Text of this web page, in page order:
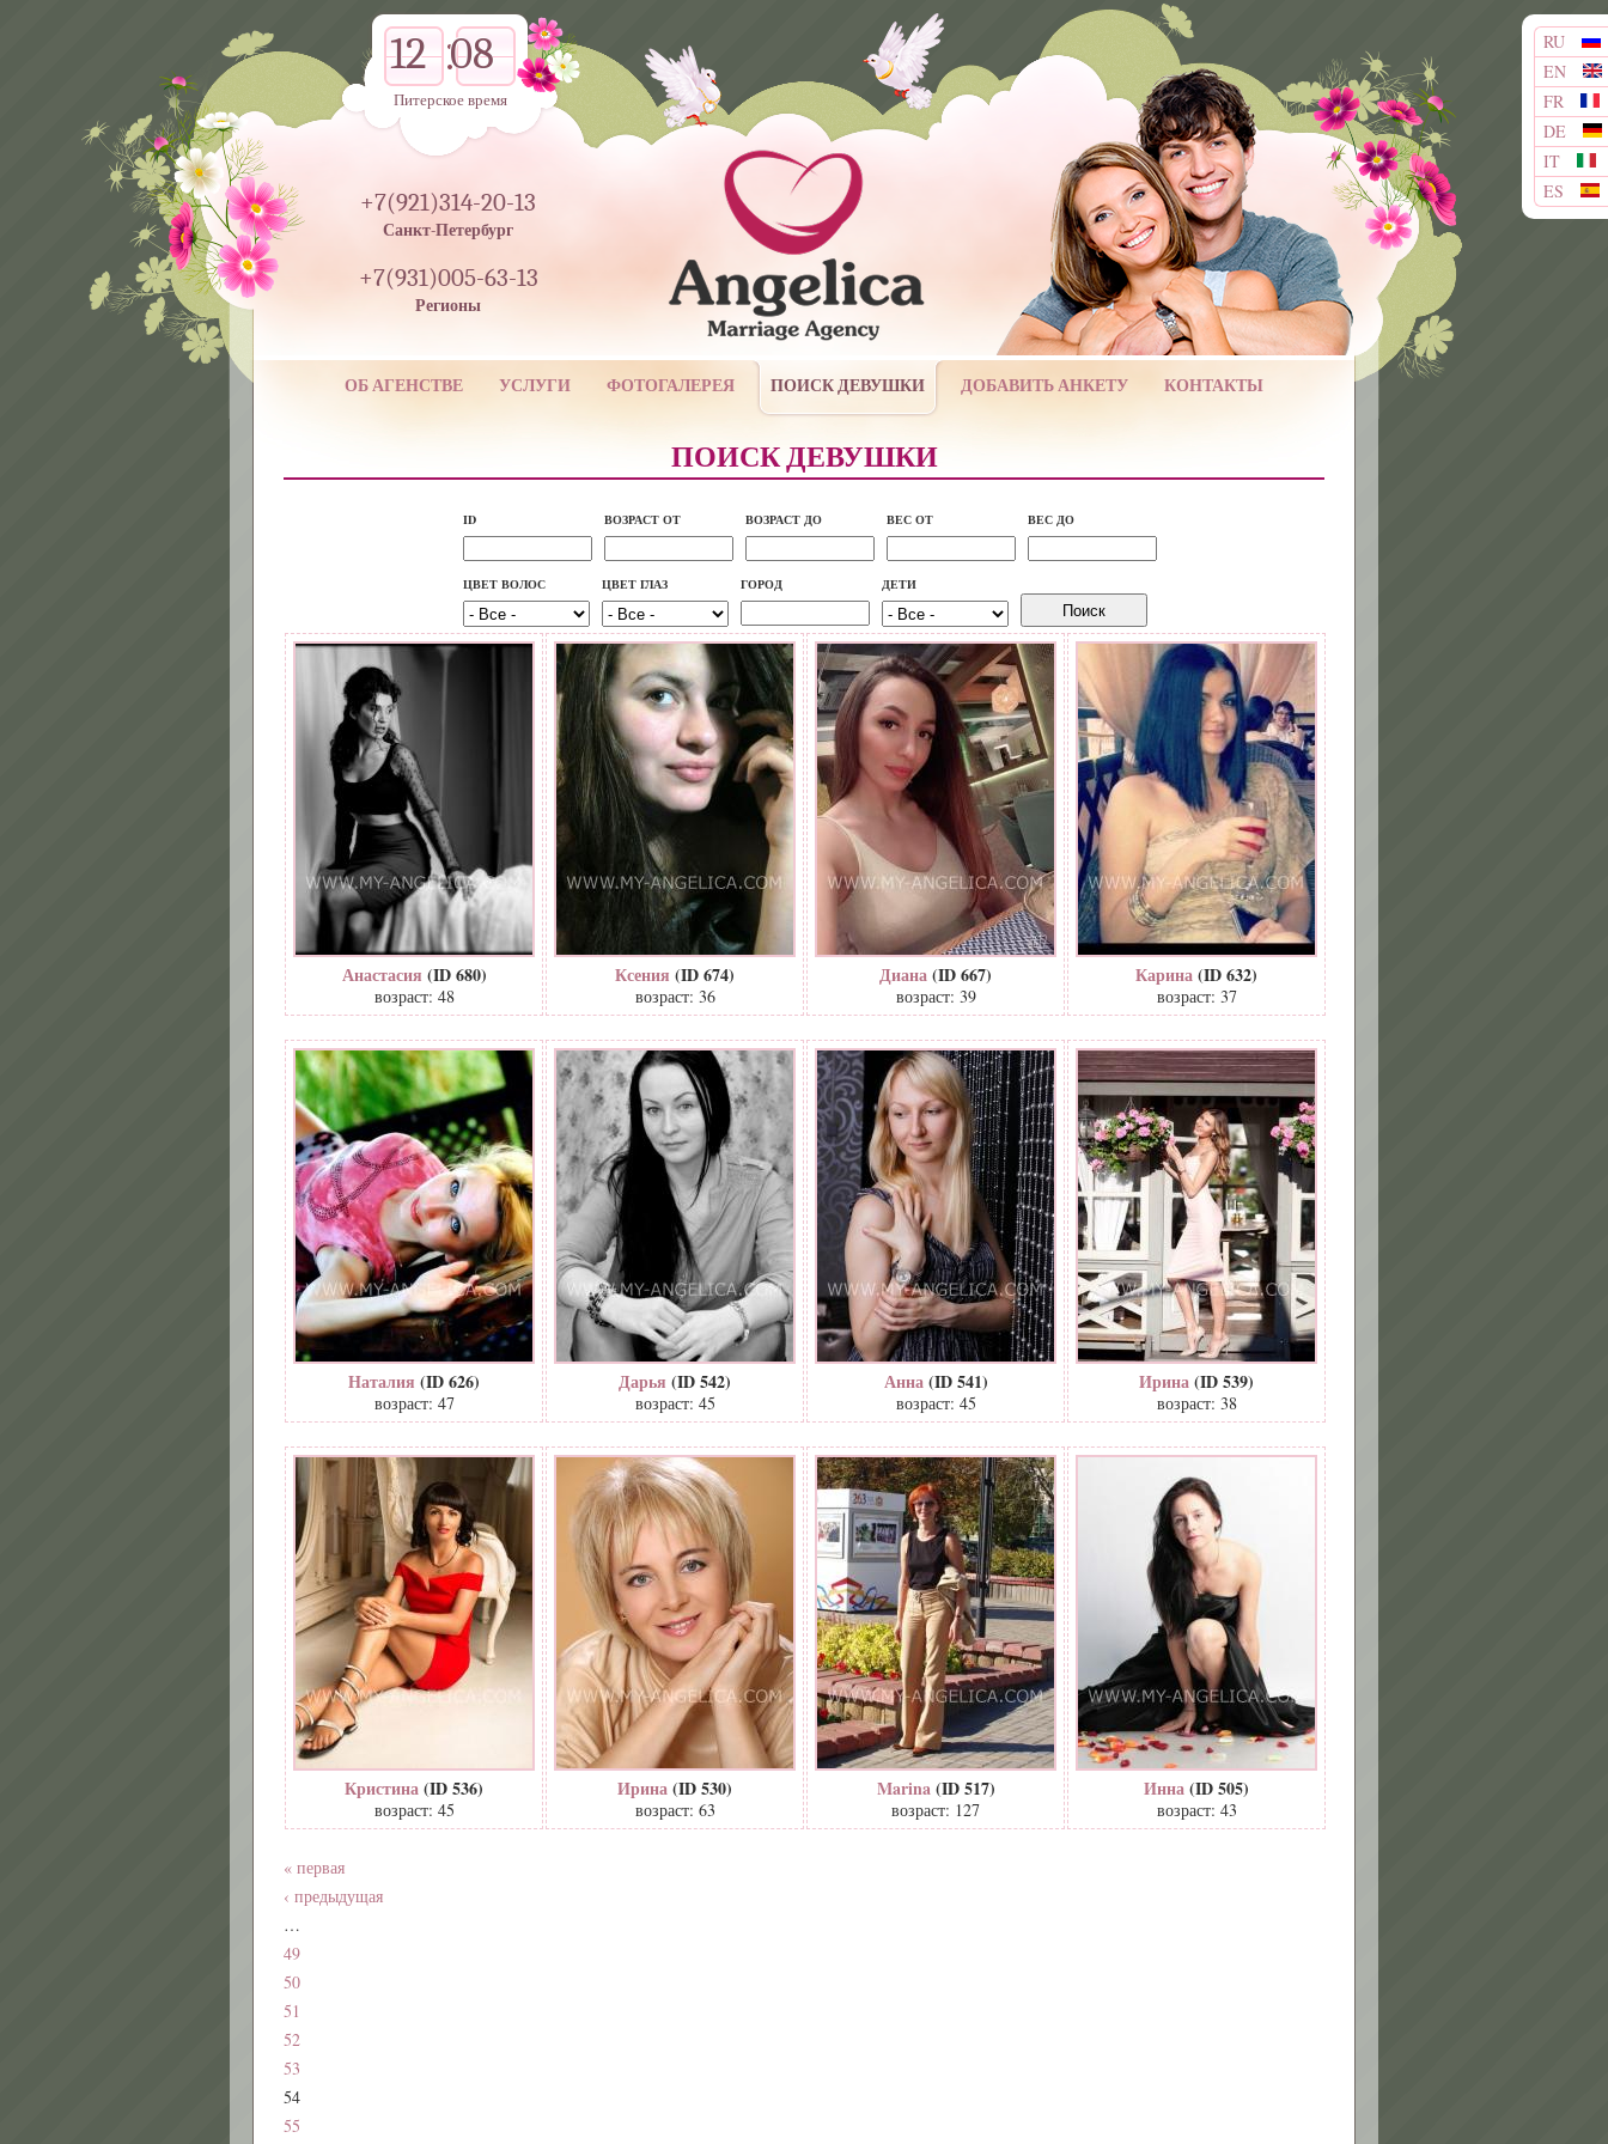
RU
EN
FR
DE
IT
ES
+7(921)314-20-13
Санкт-Петербург
+7(931)005-63-13
Регионы
12 08
Питерское время
ОБ АГЕНСТВЕ УСЛУГИ ФОТОГАЛЕРЕЯ ПОИСК ДЕВУШКИ ДОБАВИТЬ АНКЕТУ КОНТАКТЫ
ПОИСК ДЕВУШКИ
ID ВОЗРАСТ ОТ ВОЗРАСТ ДО ВЕС ОТ ВЕС ДО
ЦВЕТ ВОЛОС ЦВЕТ ГЛАЗ ГОРОД ДЕТИ
Анастасия (ID 680)
возраст: 48
Ксения (ID 674)
возраст: 36
Диана(ID 667)
возраст: 39
Карина(ID 632)
возраст: 37
Наталия (ID 626)
возраст: 47
Дарья (ID 542)
возраст: 45
Анна (ID 541)
возраст: 45
Ирина(ID 539)
возраст: 38
Кристина(ID 536)
возраст: 45
Ирина(ID 530)
возраст: 63
Marina (ID 517)
возраст: 127
Инна(ID 505)
возраст: 43
« первая
‹ предыдущая
…
49
50
51
52
53
54
55